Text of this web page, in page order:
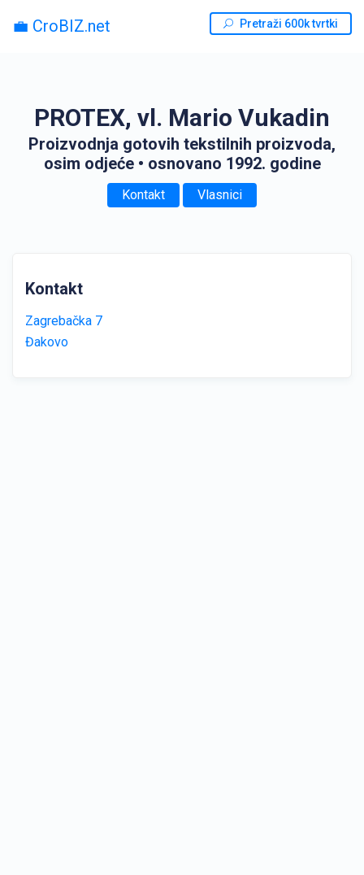
💼 CroBIZ.net Pretraži 600k tvrtki
PROTEX, vl. Mario Vukadin
Proizvodnja gotovih tekstilnih proizvoda,
osim odjeće • osnovano 1992. godine
Kontakt Vlasnici
Kontakt
Zagrebačka 7
Đakovo